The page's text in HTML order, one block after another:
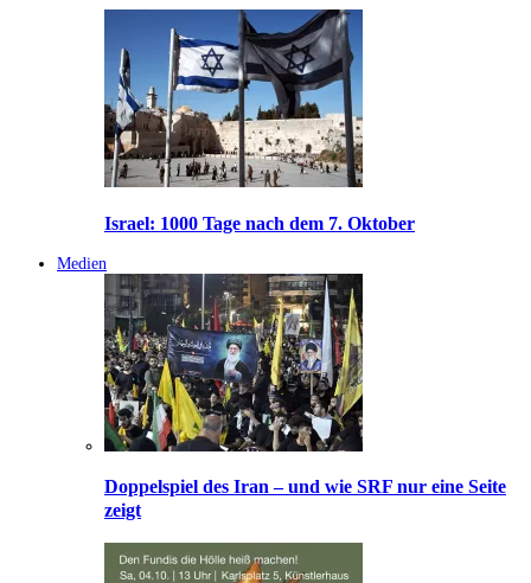
Israel: 1000 Tage nach dem 7. Oktober
Medien
Doppelspiel des Iran – und wie SRF nur eine Seite
zeigt